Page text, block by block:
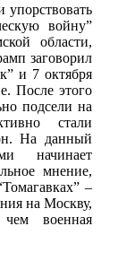
войну”
области,
заговорил
и 7 октября
После этого
подсели на
стали
На данный
начинает
мнение,
–
на Москву,
военная